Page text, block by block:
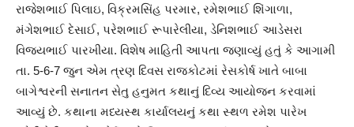
રાજેશભાઈ પિલાઇ, વિક્રમસિંહ પરમાર, રમેશભાઈ શિંગાળા,
મંગેશભાઈ દેસાઈ, પરેશભાઈ રૂપારેલીયા, ડેનિશભાઈ આડેસરા
વિજયભાઈ પારખીયા. વિશેષ માહિતી આપતા જણાવ્યું હતું કે આગામી
તા. 5-6-7 જુન એમ ત્રણ દિવસ રાજકોટમાં રેસકોર્ષ ખાતે બાબા
બાગેશ્વરની સનાતન સેતુ હનુમત કથાનું દિવ્ય આયોજન કરવામાં
આવ્યું છે. કથાના મધ્યસ્થ કાર્યાલયનું કથા સ્થળ રમેશ પારેખ